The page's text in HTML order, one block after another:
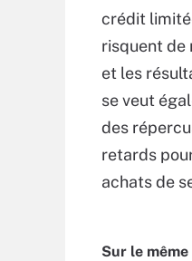
crédit
risquent de
et les
se veut
des
retards
achats de
Sur le